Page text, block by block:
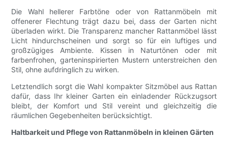
Die Wahl hellerer Farbtöne oder von Rattanmöbeln mit
offenerer Flechtung trägt dazu bei, dass der Garten nicht
überladen wirkt. Die Transparenz mancher Rattanmöbel lässt
Licht hindurchscheinen und sorgt so für ein luftiges und
großzügiges Ambiente. Kissen in Naturtönen oder mit
farbenfrohen, garteninspirierten Mustern unterstreichen den
Stil, ohne aufdringlich zu wirken.
Letztendlich sorgt die Wahl kompakter Sitzmöbel aus Rattan
dafür, dass Ihr kleiner Garten ein einladender Rückzugsort
bleibt, der Komfort und Stil vereint und gleichzeitig die
räumlichen Gegebenheiten berücksichtigt.
Haltbarkeit und Pflege von Rattanmöbeln in kleinen Gärten